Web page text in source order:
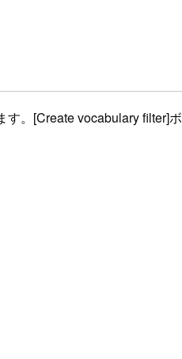
。[Create vocabulary filter]ボ